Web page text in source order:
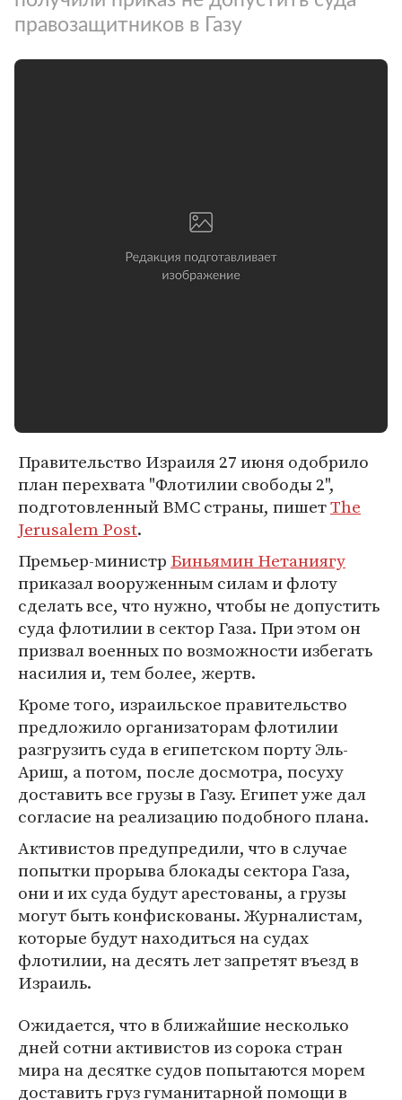
правозащитников в Газу
Правительство Израиля 27 июня одобрило
план перехвата "Флотилии свободы 2",
подготовленный ВМС страны, пишетThe
Jerusalem Post.
Премьер-министр Биньямин Нетаниягу
приказал вооруженным силам и флоту
сделать все, что нужно, чтобы не допустить
суда флотилии в сектор Газа. При этом он
призвал военных по возможности избегать
насилия и, тем более, жертв.
Кроме того, израильское правительство
предложило организаторам флотилии
разгрузить суда в египетском порту Эль-
Ариш, а потом, после досмотра, посуху
доставить все грузы в Газу. Египет уже дал
согласие на реализацию подобного плана.
Активистов предупредили, что в случае
попытки прорыва блокады сектора Газа,
они и их суда будут арестованы, а грузы
могут быть конфискованы. Журналистам,
которые будут находиться на судах
флотилии, на десять лет запретят въезд в
Израиль.
Ожидается, что в ближайшие несколько
дней сотни активистов из сорока стран
мира на десятке судов попытаются морем
доставить груз гуманитарной помощи в